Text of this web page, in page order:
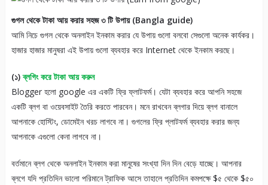
গুগল থেকে টাকা আয় করার সহজ ৩ টি উপায় (Bangla guide)
আমি নিচে গুগল থেকে অনলাইন ইনকাম করার যে উপায় গুলো বলবো সেগুলো অনেক কার্যকর।
হাজার হাজার মানুষরা এই উপায় গুলো ব্যবহার করে Internet থেকে ইনকাম করছে।
(১)ব্লগিং করে টাকা আয় করুন
Blogger হলো google এর একটি ফ্রি ফ্লাটফর্ম। যেটা ব্যবহার করে আপনি সহজে
একটি ব্লগ বা ওয়েবসাইট তৈরি করতে পারবেন। মনে রাখবেন ব্লগার দিয়ে ব্লগ বানালে
আপনাকে হোস্টিং, ডোমেইন খরচ লাগবে না। গুগলের ফ্রি প্লাটফর্ম ব্যবহার করার জন্য
আপনাকে এগুলো কেনা লাগবে না।
বর্তমানে ব্লগ থেকে অনলাইন ইনকাম করা মানুষের সংখ্যা দিন দিন বেড়ে যাচ্ছে। আপনার
ব্লগে যদি প্রতিদিন ভালো পরিমানে ট্রাফিক আসে তাহালে প্রতিদিন কমপক্ষে $৫ থেকে $৫০